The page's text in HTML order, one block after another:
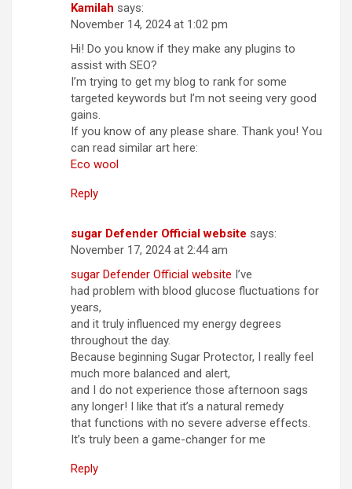
Kamilah says:
November 14, 2024 at 1:02 pm
Hi! Do you know if they make any plugins to
assist with SEO?
I’m trying to get my blog to rank for some
targeted keywords but I’m not seeing very good
gains.
If you know of any please share. Thank you! You
can read similar art here:
Eco wool
Reply
sugar Defender Official website says:
November 17, 2024 at 2:44 am
sugar Defender Official website I’ve
had problem with blood glucose fluctuations for
years,
and it truly influenced my energy degrees
throughout the day.
Because beginning Sugar Protector, I really feel
much more balanced and alert,
and I do not experience those afternoon sags
any longer! I like that it’s a natural remedy
that functions with no severe adverse effects.
It’s truly been a game-changer for me
Reply